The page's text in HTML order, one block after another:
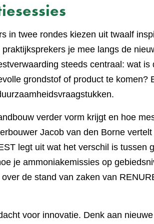
in twee rondes kiezen uit twaalf
je mee langs de
steeds centraal: wat is
grondstof of product te komen?
verder vorm krijgt en hoe
Jacob van den Borne
legt uit wat het verschil is tussen
je ammoniakemissies op
de stand van zaken van
voor innovatie. Denk aan